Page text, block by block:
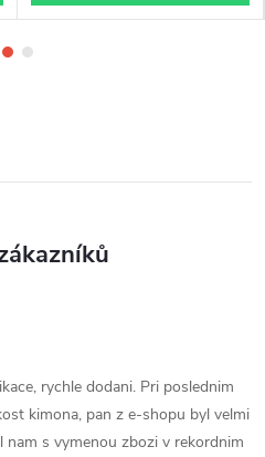
rychle dodani. Pri poslednim
kimona, pan z e-shopu byl velmi
s vymenou zbozi v rekordnim